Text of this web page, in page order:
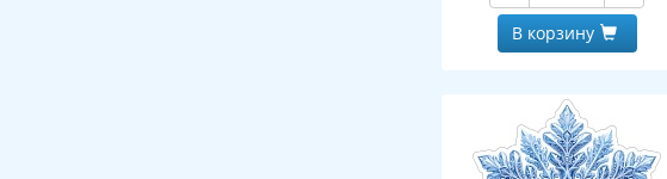
В корзину